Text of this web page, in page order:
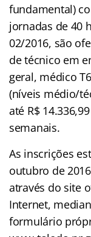
fundamental)
jornadas de 40
02/2016, são
de técnico em
geral, médico
(níveis médio/
até R$
semanais.
As inscrições
outubro de
através do site
Internet,
formulário